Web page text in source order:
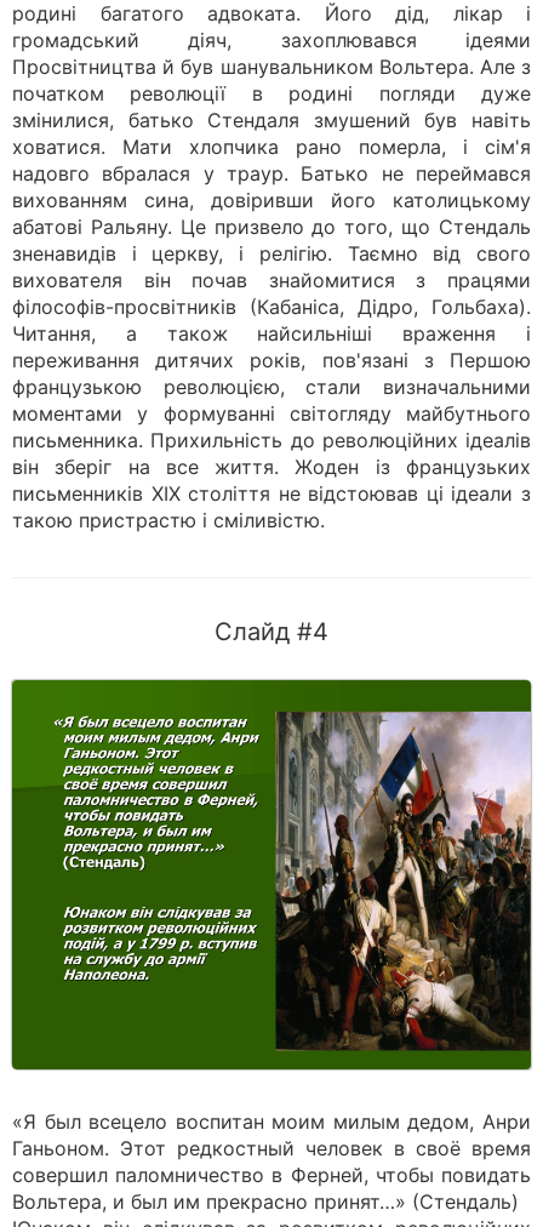
родині багатого адвоката. Його дід, лікар і
громадський діяч, захоплювався ідеями
Просвітництва й був шанувальником Вольтера. Але з
початком революції в родині погляди дуже
змінилися, батько Стендаля змушений був навіть
ховатися. Мати хлопчика рано померла, і сім'я
надовго вбралася у траур. Батько не переймався
вихованням сина, довіривши його католицькому
абатові Ральяну. Це призвело до того, що Стендаль
зненавидів і церкву, і релігію. Таємно від свого
вихователя він почав знайомитися з працями
філософів-просвітників (Кабаніса, Дідро, Гольбаха).
Читання, а також найсильніші враження і
переживання дитячих років, пов'язані з Першою
французькою революцією, стали визначальними
моментами у формуванні світогляду майбутнього
письменника. Прихильність до революційних ідеалів
він зберіг на все життя. Жоден із французьких
письменників XIX століття не відстоював ці ідеали з
такою пристрастю і сміливістю.
Слайд #4
«Я был всецело воспитан моим милым дедом, Анри
Ганьоном. Этот редкостный человек в своё время
совершил паломничество в Ферней, чтобы повидать
Вольтера, и был им прекрасно принят…» (Стендаль)